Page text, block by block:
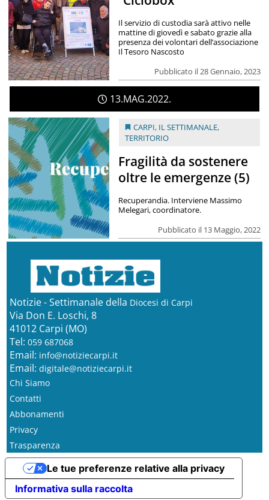
Pubblicato il 28 Gennaio, 2023
Il servizio di custodia sarà attivo nelle
mattine di giovedì e sabato grazie alla
presenza dei volontari dell’associazione
Il Tesoro Nascosto
13 MAG 2022
CARPI, IL SETTIMANALE,
TERRITORIO
Fragilità da sostenere
oltre le emergenze (5)
Pubblicato il 13 Maggio, 2022
Recuperandia. Interviene Massimo
Melegari, coordinatore.
Notizie - Settimanale della Diocesi di Carpi
Via Don E. Loschi, 8
41012 Carpi (MO)
Tel: 059 687068
Email: info@notiziecarpi.it
Email: digitale@notiziecarpi.it
Chi Siamo
Contatti
Abbonamenti
Privacy
Trasparenza
Informativa sulla raccolta
Le tue preferenze relative alla privacy